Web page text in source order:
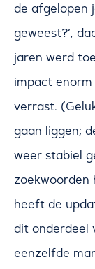
de afgelopen
geweest?’,
jaren werd
impact
verrast.
gaan liggen;
weer stabiel
zoekwoorden
heeft de
dit onderdeel
eenzelfde